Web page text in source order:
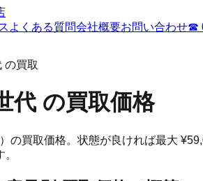
よくある質問会社概要お問い合わせ☎
の買取
代の買取価格
の買取価格。 状態が良ければ最大